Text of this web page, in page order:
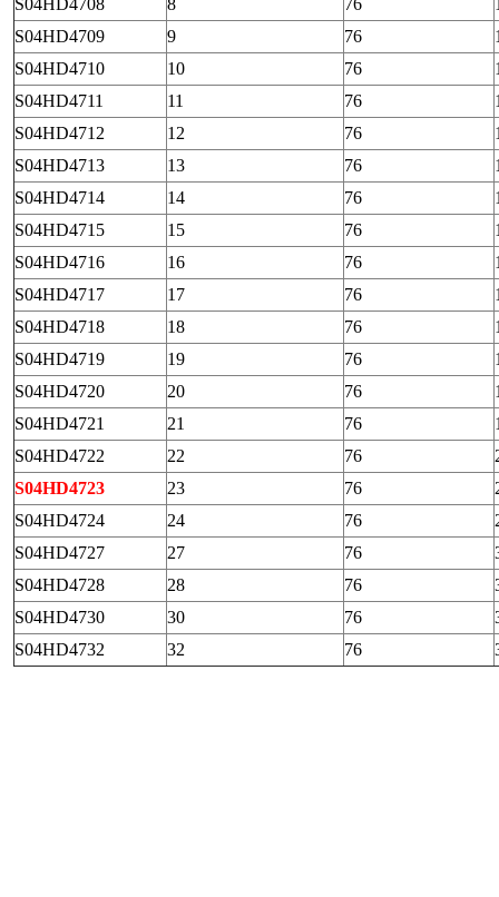
S04HD4709
9 76
S04HD4710
10 76
S04HD4711
11 76
S04HD4712
12 76
S04HD4713
13 76
S04HD4714
14 76
S04HD4715
15 76
S04HD4716
16 76
S04HD4717
17 76
S04HD4718
18 76
S04HD4719
19 76
S04HD4720
20 76
S04HD4721
21 76
S04HD4722
22 76
S04HD4723
23 76
S04HD4724
24 76
S04HD4727
27 76
S04HD4728
28 76
S04HD4730
30 76
S04HD4732
32 76